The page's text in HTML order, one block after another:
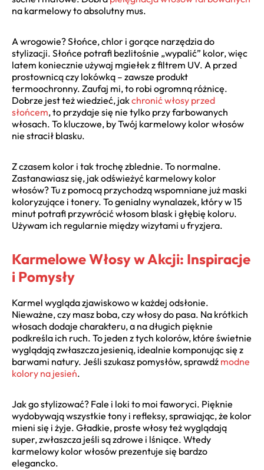
na karmelowy to absolutny mus.
A wrogowie? Słońce, chlor i gorące narzędzia do
stylizacji. Słońce potrafi bezlitośnie „wypalić” kolor, więc
latem koniecznie używaj mgiełek z filtrem UV. A przed
prostownicą czy lokówką – zawsze produkt
termoochronny. Zaufaj mi, to robi ogromną różnicę.
Dobrze jest też wiedzieć, jakchronić włosy przed
słońcem, to przydaje się nie tylko przy farbowanych
włosach. To kluczowe, by Twój karmelowy kolor włosów
nie stracił blasku.
Z czasem kolor i tak trochę zblednie. To normalne.
Zastanawiasz się, jak odświeżyć karmelowy kolor
włosów? Tu z pomocą przychodzą wspomniane już maski
koloryzujące i tonery. To genialny wynalazek, który w 15
minut potrafi przywrócić włosom blask i głębię koloru.
Używam ich regularnie między wizytami u fryzjera.
Karmelowe Włosy w Akcji: Inspiracje
i Pomysły
Karmel wygląda zjawiskowo w każdej odsłonie.
Nieważne, czy masz boba, czy włosy do pasa. Na krótkich
włosach dodaje charakteru, a na długich pięknie
podkreśla ich ruch. To jeden z tych kolorów, które świetnie
wyglądają zwłaszcza jesienią, idealnie komponując się z
barwami natury. Jeśli szukasz pomysłów, sprawdź modne
kolory na jesień.
Jak go stylizować? Fale i loki to moi faworyci. Pięknie
wydobywają wszystkie tony i refleksy, sprawiając, że kolor
mieni się i żyje. Gładkie, proste włosy też wyglądają
super, zwłaszcza jeśli są zdrowe i lśniące. Wtedy
karmelowy kolor włosów prezentuje się bardzo
elegancko.